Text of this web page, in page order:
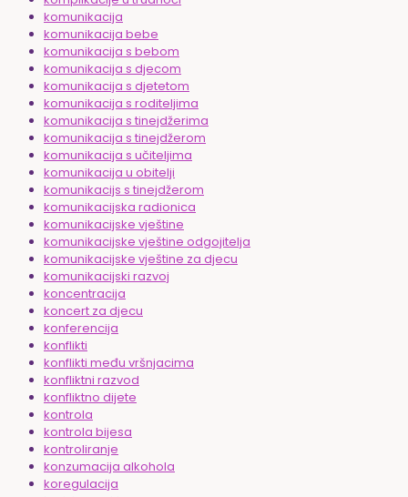
komunikacija
komunikacija bebe
komunikacija s bebom
komunikacija s djecom
komunikacija s djetetom
komunikacija s roditeljima
komunikacija s tinejdžerima
komunikacija s tinejdžerom
komunikacija s učiteljima
komunikacija u obitelji
komunikacijs s tinejdžerom
komunikacijska radionica
komunikacijske vještine
komunikacijske vještine odgojitelja
komunikacijske vještine za djecu
komunikacijski razvoj
koncentracija
koncert za djecu
konferencija
konflikti
konflikti među vršnjacima
konfliktni razvod
konfliktno dijete
kontrola
kontrola bijesa
kontroliranje
konzumacija alkohola
koregulacija